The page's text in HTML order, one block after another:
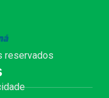
reservados